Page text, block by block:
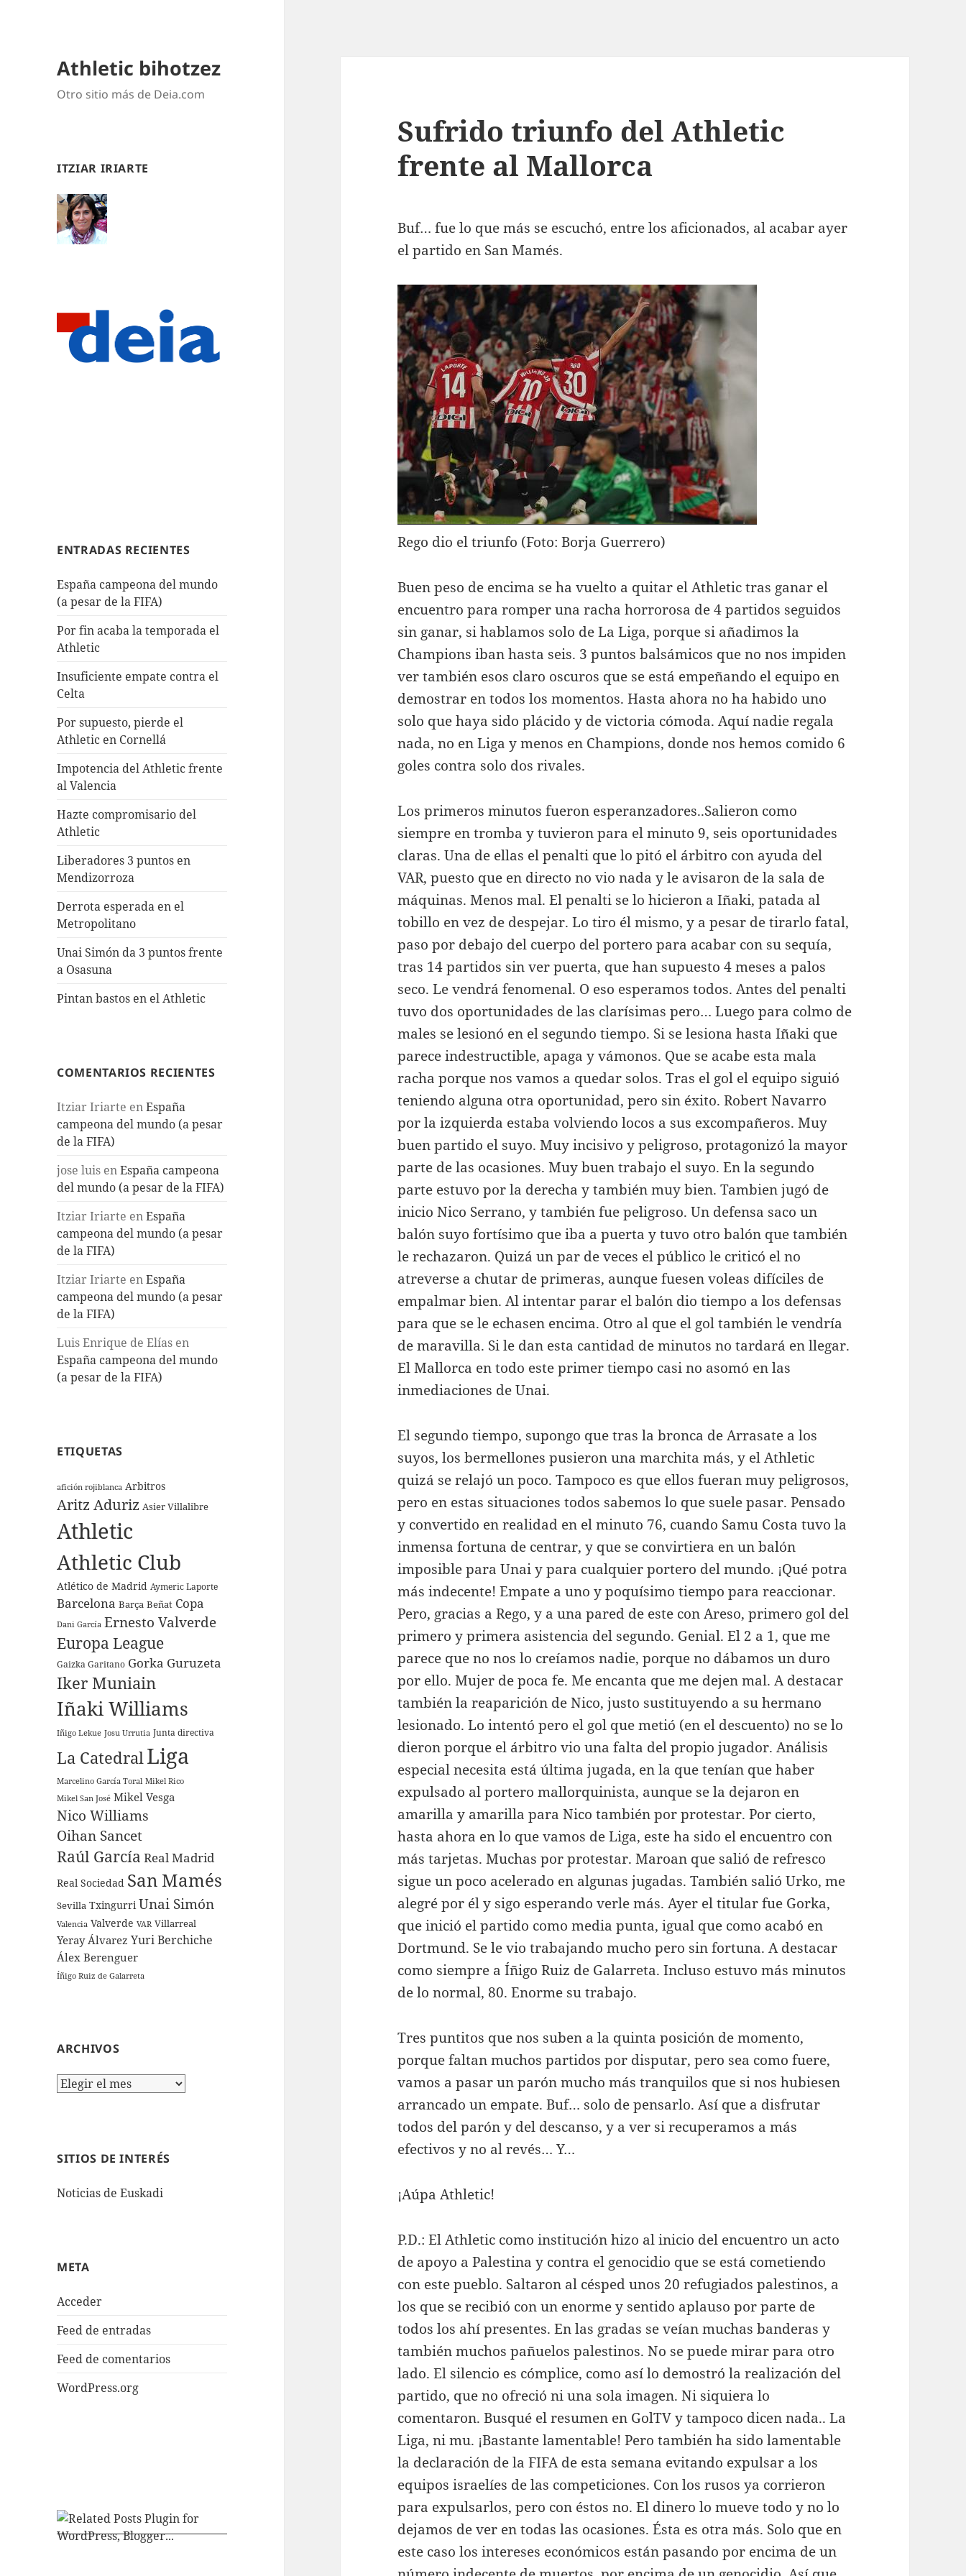
Athletic bihotzez
Otro sitio más de Deia.com
ITZIAR IRIARTE
ENTRADAS RECIENTES
España campeona del mundo
(a pesar de la FIFA)
Por fin acaba la temporada el
Athletic
Insuficiente empate contra el
Celta
Por supuesto, pierde el
Athletic en Cornellá
Impotencia del Athletic frente
al Valencia
Hazte compromisario del
Athletic
Liberadores 3 puntos en
Mendizorroza
Derrota esperada en el
Metropolitano
Unai Simón da 3 puntos frente
a Osasuna
Pintan bastos en el Athletic
COMENTARIOS RECIENTES
Itziar Iriarte enEspaña
campeona del mundo (a pesar
de la FIFA)
jose luis enEspaña campeona
del mundo (a pesar de la FIFA)
Itziar Iriarte enEspaña
campeona del mundo (a pesar
de la FIFA)
Itziar Iriarte enEspaña
campeona del mundo (a pesar
de la FIFA)
Luis Enrique de Elías en
España campeona del mundo
(a pesar de la FIFA)
ETIQUETAS
afición rojiblanca Arbitros
Aritz Aduriz Asier Villalibre
Athletic
Athletic Club
Atlético de Madrid Aymeric Laporte
Barcelona Barça Beñat Copa
Dani García Ernesto Valverde
Europa League
Gaizka Garitano Gorka Guruzeta
Iker Muniain
Iñaki Williams
Iñigo Lekue Josu Urrutia Junta directiva
La CatedralLiga
Marcelino García Toral Mikel Rico
Mikel San José Mikel Vesga
Nico Williams
Oihan Sancet
Raúl García Real Madrid
Real Sociedad San Mamés
Sevilla Txingurri Unai Simón
Valencia Valverde VAR Villarreal
Yeray Álvarez Yuri Berchiche
Álex Berenguer
Íñigo Ruiz de Galarreta
ARCHIVOS
Archivos
SITIOS DE INTERÉS
Noticias de Euskadi
META
Acceder
Feed de entradas
Feed de comentarios
WordPress.org
Sufrido triunfo del Athletic
frente al Mallorca
Buf… fue lo que más se escuchó, entre los aficionados, al acabar ayer
el partido en San Mamés.
Rego dio el triunfo (Foto: Borja Guerrero)
Buen peso de encima se ha vuelto a quitar el Athletic tras ganar el
encuentro para romper una racha horrorosa de 4 partidos seguidos
sin ganar, si hablamos solo de La Liga, porque si añadimos la
Champions iban hasta seis. 3 puntos balsámicos que no nos impiden
ver también esos claro oscuros que se está empeñando el equipo en
demostrar en todos los momentos. Hasta ahora no ha habido uno
solo que haya sido plácido y de victoria cómoda. Aquí nadie regala
nada, no en Liga y menos en Champions, donde nos hemos comido 6
goles contra solo dos rivales.
Los primeros minutos fueron esperanzadores..Salieron como
siempre en tromba y tuvieron para el minuto 9, seis oportunidades
claras. Una de ellas el penalti que lo pitó el árbitro con ayuda del
VAR, puesto que en directo no vio nada y le avisaron de la sala de
máquinas. Menos mal. El penalti se lo hicieron a Iñaki, patada al
tobillo en vez de despejar. Lo tiro él mismo, y a pesar de tirarlo fatal,
paso por debajo del cuerpo del portero para acabar con su sequía,
tras 14 partidos sin ver puerta, que han supuesto 4 meses a palos
seco. Le vendrá fenomenal. O eso esperamos todos. Antes del penalti
tuvo dos oportunidades de las clarísimas pero… Luego para colmo de
males se lesionó en el segundo tiempo. Si se lesiona hasta Iñaki que
parece indestructible, apaga y vámonos. Que se acabe esta mala
racha porque nos vamos a quedar solos. Tras el gol el equipo siguió
teniendo alguna otra oportunidad, pero sin éxito. Robert Navarro
por la izquierda estaba volviendo locos a sus excompañeros. Muy
buen partido el suyo. Muy incisivo y peligroso, protagonizó la mayor
parte de las ocasiones. Muy buen trabajo el suyo. En la segundo
parte estuvo por la derecha y también muy bien. Tambien jugó de
inicio Nico Serrano, y también fue peligroso. Un defensa saco un
balón suyo fortísimo que iba a puerta y tuvo otro balón que también
le rechazaron. Quizá un par de veces el público le criticó el no
atreverse a chutar de primeras, aunque fuesen voleas difíciles de
empalmar bien. Al intentar parar el balón dio tiempo a los defensas
para que se le echasen encima. Otro al que el gol también le vendría
de maravilla. Si le dan esta cantidad de minutos no tardará en llegar.
El Mallorca en todo este primer tiempo casi no asomó en las
inmediaciones de Unai.
El segundo tiempo, supongo que tras la bronca de Arrasate a los
suyos, los bermellones pusieron una marchita más, y el Athletic
quizá se relajó un poco. Tampoco es que ellos fueran muy peligrosos,
pero en estas situaciones todos sabemos lo que suele pasar. Pensado
y convertido en realidad en el minuto 76, cuando Samu Costa tuvo la
inmensa fortuna de centrar, y que se convirtiera en un balón
imposible para Unai y para cualquier portero del mundo. ¡Qué potra
más indecente! Empate a uno y poquísimo tiempo para reaccionar.
Pero, gracias a Rego, y a una pared de este con Areso, primero gol del
primero y primera asistencia del segundo. Genial. El 2 a 1, que me
parece que no nos lo creíamos nadie, porque no dábamos un duro
por ello. Mujer de poca fe. Me encanta que me dejen mal. A destacar
también la reaparición de Nico, justo sustituyendo a su hermano
lesionado. Lo intentó pero el gol que metió (en el descuento) no se lo
dieron porque el árbitro vio una falta del propio jugador. Análisis
especial necesita está última jugada, en la que tenían que haber
expulsado al portero mallorquinista, aunque se la dejaron en
amarilla y amarilla para Nico también por protestar. Por cierto,
hasta ahora en lo que vamos de Liga, este ha sido el encuentro con
más tarjetas. Muchas por protestar. Maroan que salió de refresco
sigue un poco acelerado en algunas jugadas. También salió Urko, me
alegré por él y sigo esperando verle más. Ayer el titular fue Gorka,
que inició el partido como media punta, igual que como acabó en
Dortmund. Se le vio trabajando mucho pero sin fortuna. A destacar
como siempre a Íñigo Ruiz de Galarreta. Incluso estuvo más minutos
de lo normal, 80. Enorme su trabajo.
Tres puntitos que nos suben a la quinta posición de momento,
porque faltan muchos partidos por disputar, pero sea como fuere,
vamos a pasar un parón mucho más tranquilos que si nos hubiesen
arrancado un empate. Buf… solo de pensarlo. Así que a disfrutar
todos del parón y del descanso, y a ver si recuperamos a más
efectivos y no al revés… Y…
¡Aúpa Athletic!
P.D.: El Athletic como institución hizo al inicio del encuentro un acto
de apoyo a Palestina y contra el genocidio que se está cometiendo
con este pueblo. Saltaron al césped unos 20 refugiados palestinos, a
los que se recibió con un enorme y sentido aplauso por parte de
todos los ahí presentes. En las gradas se veían muchas banderas y
también muchos pañuelos palestinos. No se puede mirar para otro
lado. El silencio es cómplice, como así lo demostró la realización del
partido, que no ofreció ni una sola imagen. Ni siquiera lo
comentaron. Busqué el resumen en GolTV y tampoco dicen nada.. La
Liga, ni mu. ¡Bastante lamentable! Pero también ha sido lamentable
la declaración de la FIFA de esta semana evitando expulsar a los
equipos israelíes de las competiciones. Con los rusos ya corrieron
para expulsarlos, pero con éstos no. El dinero lo mueve todo y no lo
dejamos de ver en todas las ocasiones. Ésta es otra más. Solo que en
este caso los intereses económicos están pasando por encima de un